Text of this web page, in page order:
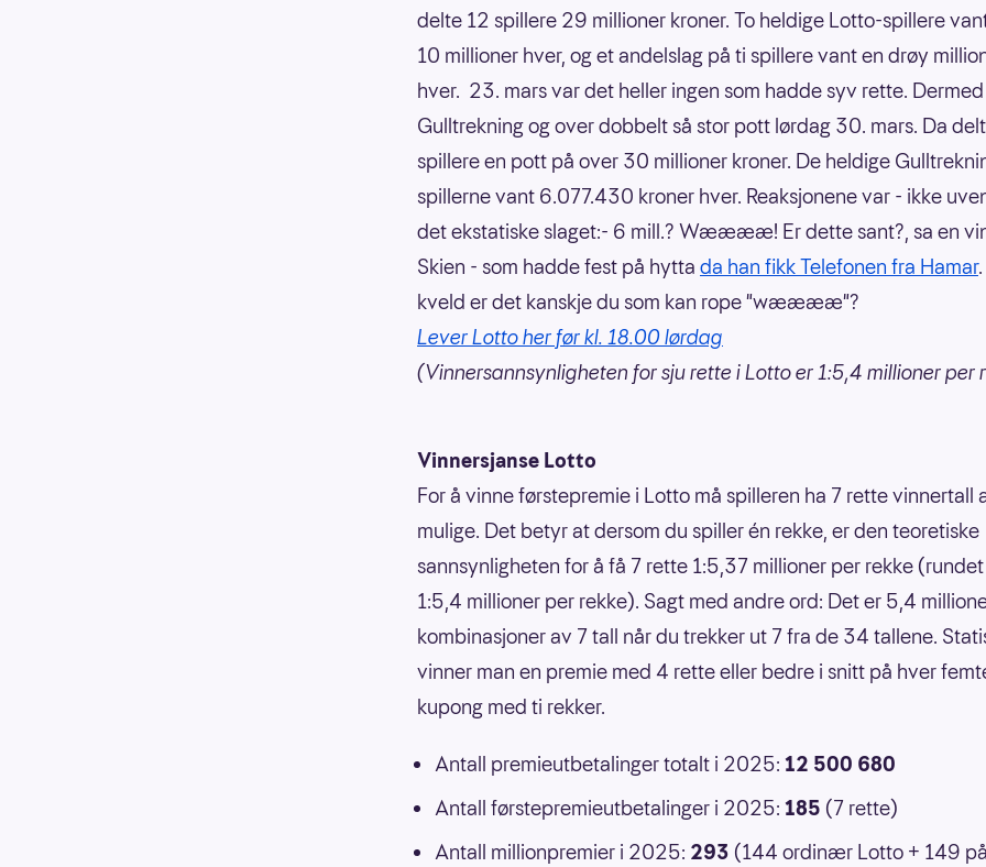
delte 12 spillere 29 millioner kroner. To heldige Lotto-spillere
10 millioner hver, og et andelslag på ti spillere vant en drøy
hver. 23. mars var det heller ingen som hadde syv rette.
Gulltrekning og over dobbelt så stor pott lørdag 30. mars. Da
spillere en pott på over 30 millioner kroner. De heldige
spillerne vant 6.077.430 kroner hver. Reaksjonene var - ikke
det ekstatiske slaget:- 6 mill.? Wææææ! Er dette sant?, sa en
Skien - som hadde fest på hytta da han fikk Telefonen fra Hamar
kveld er det kanskje du som kan rope "wææææ"?
Lever Lotto her før kl. 18.00 lørdag
(Vinnersannsynligheten for sju rette i Lotto er 1:5,4 millioner per
Vinnersjanse Lotto
For å vinne førstepremie i Lotto må spilleren ha 7 rette vinnertall
mulige. Det betyr at dersom du spiller én rekke, er den teoretiske
sannsynligheten for å få 7 rette 1:5,37 millioner per rekke
1:5,4 millioner per rekke). Sagt med andre ord: Det er 5,4
kombinasjoner av 7 tall når du trekker ut 7 fra de 34 tallene.
vinner man en premie med 4 rette eller bedre i snitt på hver
kupong med ti rekker.
Antall premieutbetalinger totalt i 2025: 12 500 680
Antall førstepremieutbetalinger i 2025: 185 (7 rette)
Antall millionpremier i 2025: 293 (144 ordinær Lotto + 149